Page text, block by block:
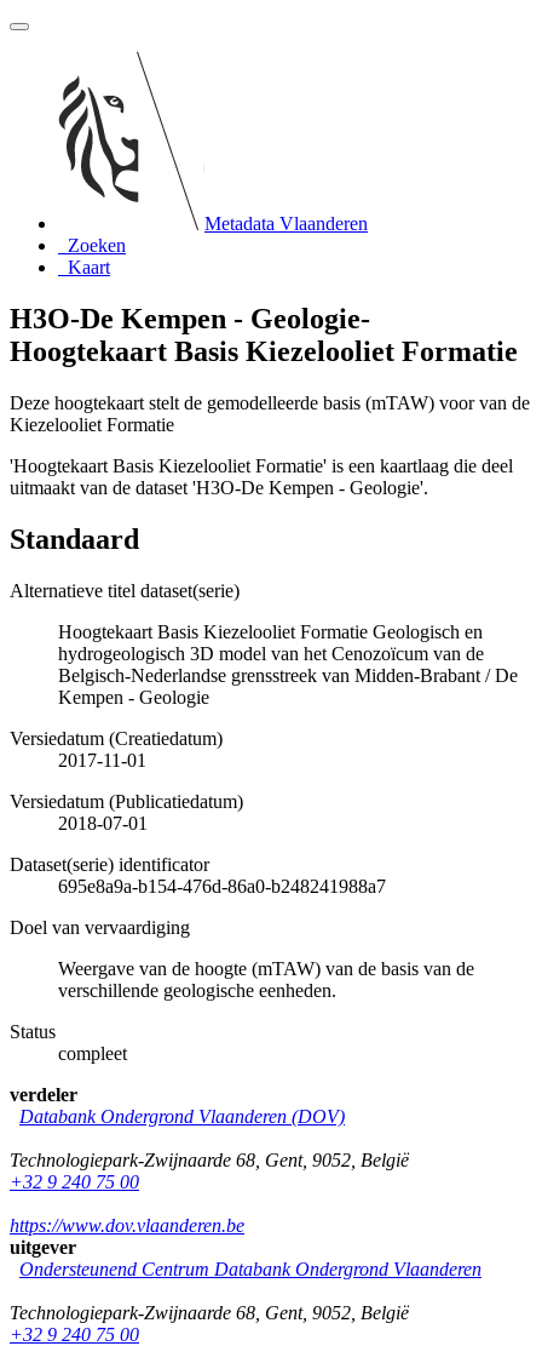
Metadata Vlaanderen
Zoeken
Kaart
H3O-De Kempen - Geologie-
Hoogtekaart Basis Kiezelooliet Formatie
Deze hoogtekaart stelt de gemodelleerde basis (mTAW) voor van de
Kiezelooliet Formatie
'Hoogtekaart Basis Kiezelooliet Formatie' is een kaartlaag die deel
uitmaakt van de dataset 'H3O-De Kempen - Geologie'.
Standaard
Alternatieve titel dataset(serie)
Hoogtekaart Basis Kiezelooliet Formatie Geologisch en
hydrogeologisch 3D model van het Cenozoïcum van de
Belgisch-Nederlandse grensstreek van Midden-Brabant / De
Kempen - Geologie
Versiedatum (Creatiedatum)
2017-11-01
Versiedatum (Publicatiedatum)
2018-07-01
Dataset(serie) identificator
695e8a9a-b154-476d-86a0-b248241988a7
Doel van vervaardiging
Weergave van de hoogte (mTAW) van de basis van de
verschillende geologische eenheden.
Status
compleet
verdeler
Databank Ondergrond Vlaanderen (DOV)
Technologiepark-Zwijnaarde 68 Gent, 9052 België
+32 9 240 75 00
https://www.dov.vlaanderen.be
uitgever
Ondersteunend Centrum Databank Ondergrond Vlaanderen
Technologiepark-Zwijnaarde 68 Gent, 9052 België
+32 9 240 75 00